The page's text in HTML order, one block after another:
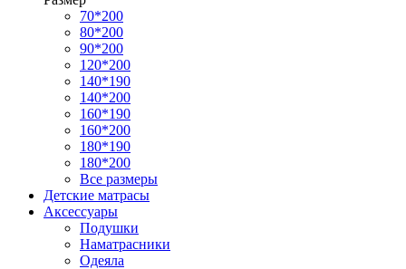
70*200
80*200
90*200
120*200
140*190
140*200
160*190
160*200
180*190
180*200
Все размеры
Детские матрасы
Аксессуары
Подушки
Наматрасники
Одеяла